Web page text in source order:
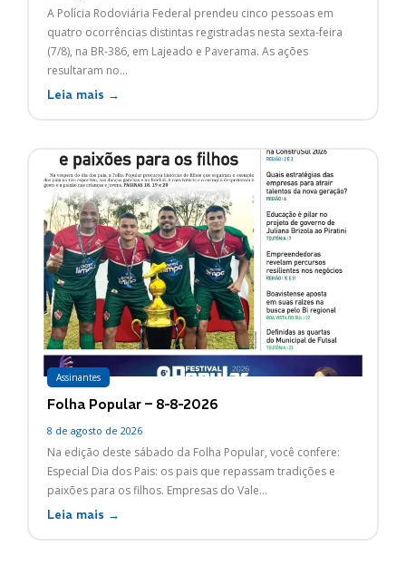
A Polícia Rodoviária Federal prendeu cinco pessoas em
quatro ocorrências distintas registradas nesta sexta-feira
(7/8), na BR-386, em Lajeado e Paverama. As ações
resultaram no...
Leia mais →
Assinantes
Folha Popular – 8-8-2026
8 de agosto de 2026
Na edição deste sábado da Folha Popular, você confere:
Especial Dia dos Pais: os pais que repassam tradições e
paixões para os filhos. Empresas do Vale...
Leia mais →